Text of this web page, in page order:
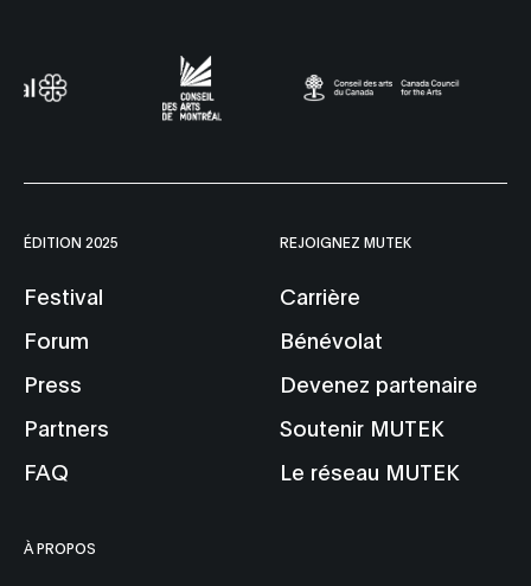
ÉDITION 2025
Festival
Forum
Press
Partners
FAQ
REJOIGNEZ MUTEK
Carrière
Bénévolat
Devenez partenaire
Soutenir MUTEK
Le réseau MUTEK
À PROPOS